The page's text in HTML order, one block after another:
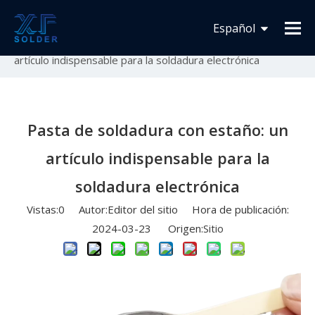
Español
Français
Usted está aquí:
de nuevo producto
Pasta de soldadura con estaño: un
artículo indispensable para la soldadura electrónica
Pasta de soldadura con estaño: un
artículo indispensable para la
soldadura electrónica
Vistas:0 Autor:Editor del sitio Hora de publicación:
2024-03-23 Origen:Sitio